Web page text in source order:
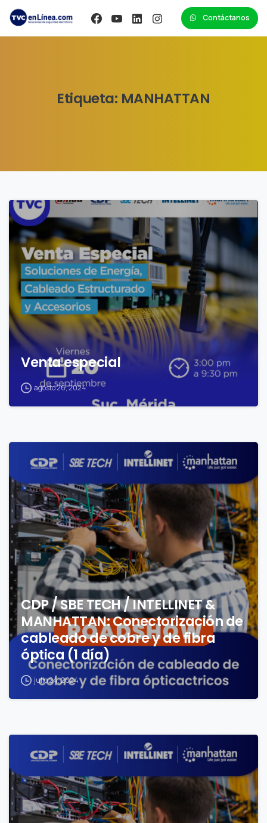
Contáctanos
Etiqueta: MANHATTAN
0
Venta especial
agosto 26, 2024
CDP / SBE TECH / INTELLINET &
MANHATTAN: Conectorización de
cableado de cobre y de fibra
óptica (1 día)
julio 24, 2024